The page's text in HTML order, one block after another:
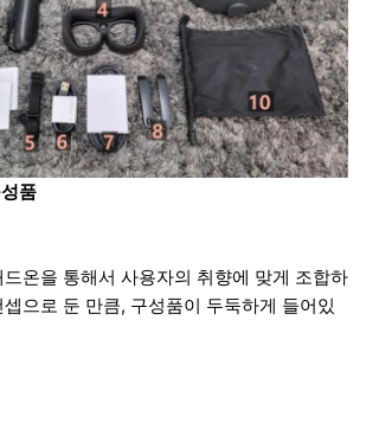
품
온을 통해서 사용자의 취향에 맞게 조합하
으로 둔 만큼, 구성품이 두둑하게 들어있